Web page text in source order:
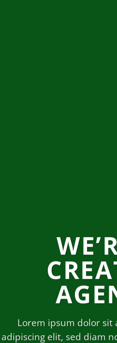
Lorem ipsum dolor sit
adipiscing elit, sed diam